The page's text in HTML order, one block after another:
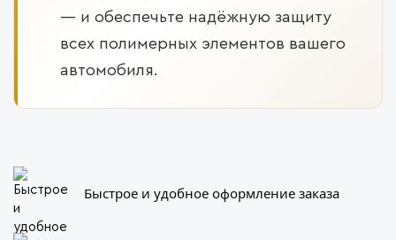
— и обеспечьте надёжную защиту
всех полимерных элементов вашего
автомобиля.
Быстрое и удобное оформление заказа